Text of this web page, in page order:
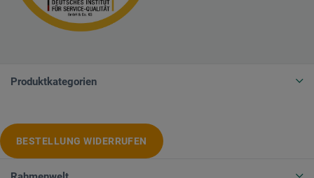
Produktkategorien
BESTELLUNG WIDERRUFEN